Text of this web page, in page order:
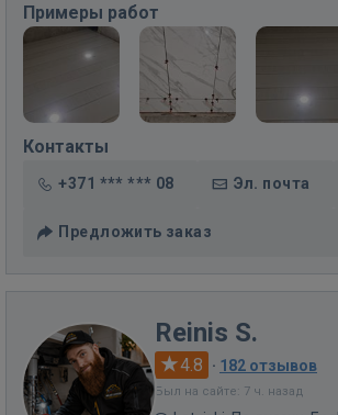
Примеры работ
Контакты
+371 *** *** 08 Эл. почта
Предложить заказ
Reinis S.
4.8 · 182 отзывов
Был на сайте: 7 ч. назад